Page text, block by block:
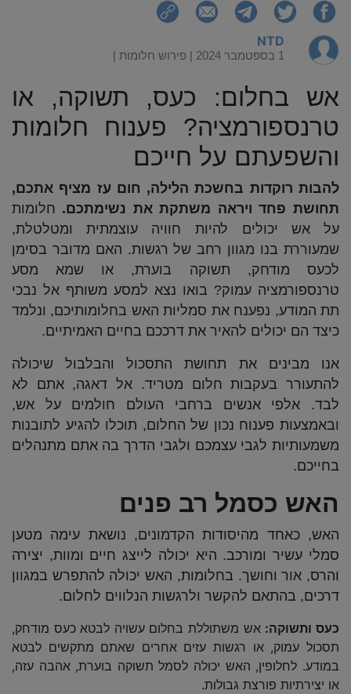
NTD
1 בספטמבר 2024 | |פירוש חלומות
אש בחלום: כעס, תשוקה, או
טרנספורמציה? פענוח חלומות
והשפעתם על חייכם
להבות רוקדות בחשכת הלילה, חום עז מציף אתכם,
תחושת פחד ויראה משתקת את נשימתכם. חלומות
על אש יכולים להיות חוויה עוצמתית ומטלטלת,
שמעוררת בנו מגוון רחב של רגשות. האם מדובר בסימן
לכעס מודחק, תשוקה בוערת, או שמא מסע
טרנספורמציה עמוק? בואו נצא למסע משותף אל נבכי
תת המודע, נפענח את סמליות האש בחלומותיכם, ונלמד
כיצד הם יכולים להאיר את דרככם בחיים האמיתיים.
אנו מבינים את תחושת התסכול והבלבול שיכולה
להתעורר בעקבות חלום מטריד. אל דאגה, אתם לא
לבד. אלפי אנשים ברחבי העולם חולמים על אש,
ובאמצעות פענוח נכון של החלום, תוכלו להגיע לתובנות
משמעותיות לגבי עצמכם ולגבי הדרך בה אתם מתנהלים
בחייכם.
האש כסמל רב פנים
האש, כאחד מהיסודות הקדמונים, נושאת עימה מטען
סמלי עשיר ומורכב. היא יכולה לייצג חיים ומוות, יצירה
והרס, אור וחושך. בחלומות, האש יכולה להתפרש במגוון
דרכים, בהתאם להקשר ולרגשות הנלווים לחלום.
כעס ותשוקה: אש משתוללת בחלום עשויה לבטא כעס מודחק,
תסכול עמוק, או רגשות עזים אחרים שאתם מתקשים לבטא
במודע. לחלופין, האש יכולה לסמל תשוקה בוערת, אהבה עזה,
או יצירתיות פורצת גבולות.